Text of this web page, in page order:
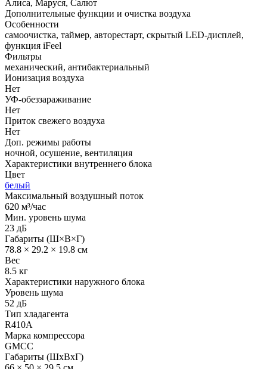
Алиса, Маруся, Салют
Дополнительные функции и очистка воздуха
Особенности
самоочистка, таймер, авторестарт, скрытый LED-дисплей,
функция iFeel
Фильтры
механический, антибактериальный
Ионизация воздуха
Нет
УФ-обеззараживание
Нет
Приток свежего воздуха
Нет
Доп. режимы работы
ночной, осушение, вентиляция
Характеристики внутреннего блока
Цвет
белый
Максимальный воздушный поток
620 м³/час
Мин. уровень шума
23 дБ
Габариты (Ш×В×Г)
78.8 × 29.2 × 19.8 см
Вес
8.5 кг
Характеристики наружного блока
Уровень шума
52 дБ
Тип хладагента
R410A
Марка компрессора
GMCC
Габариты (ШхВхГ)